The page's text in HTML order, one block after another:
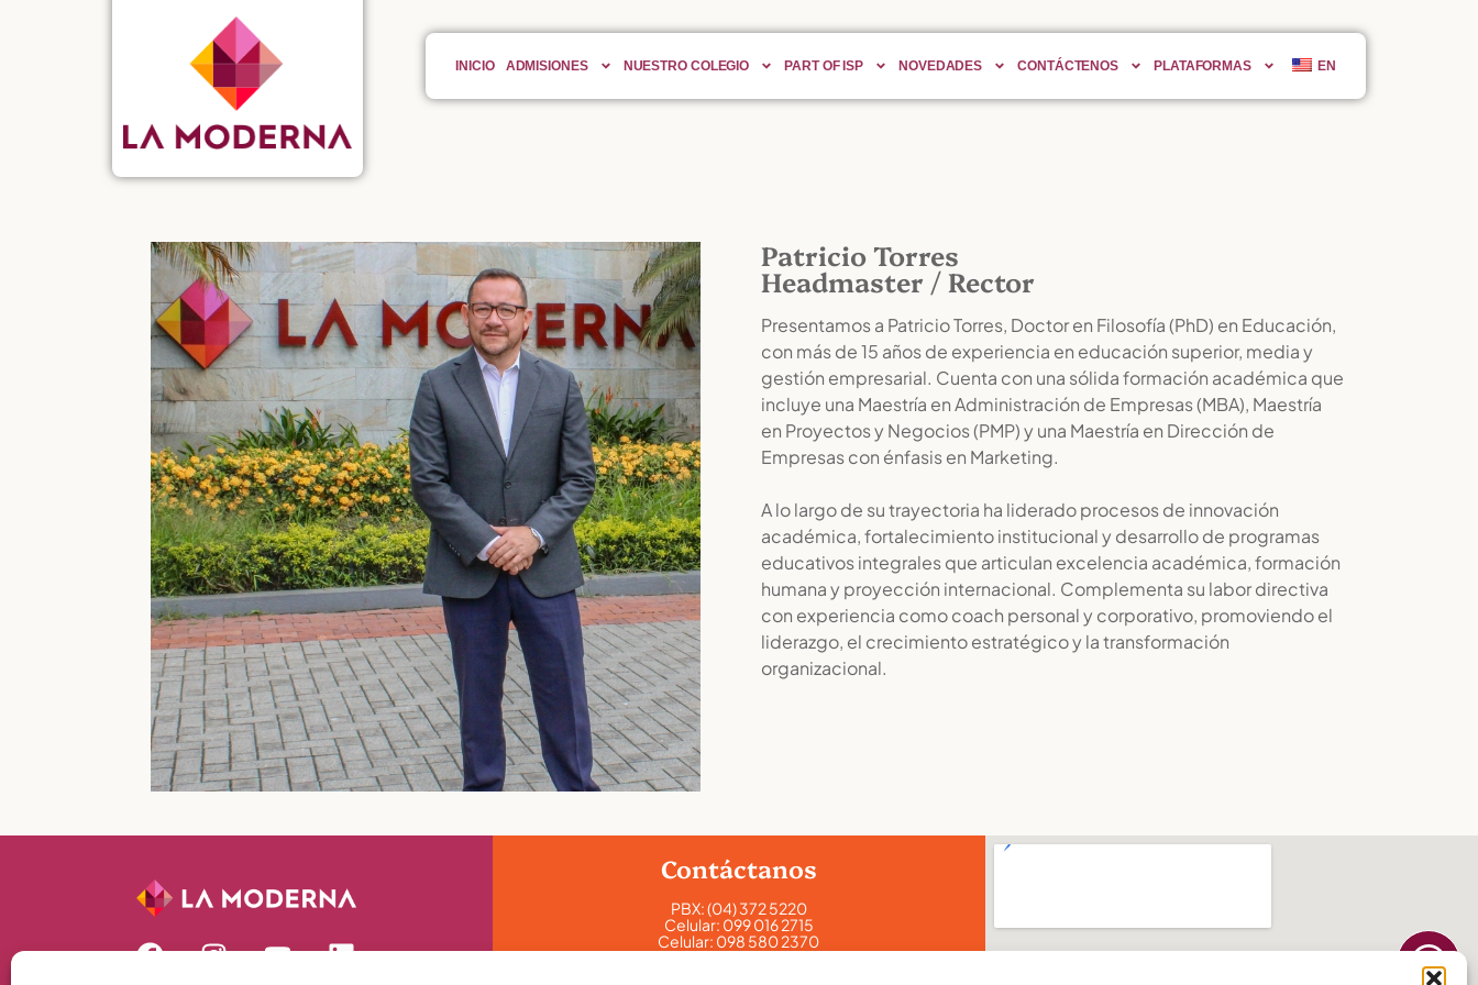
INICIO ADMISIONES NUESTRO COLEGIO PART OF ISP NOVEDADES CONTÁCTENOS PLATAFORMAS EN
Patricio Torres
Headmaster / Rector
Presentamos a Patricio Torres, Doctor en Filosofía (PhD) en Educación,
con más de 15 años de experiencia en educación superior, media y
gestión empresarial. Cuenta con una sólida formación académica que
incluye una Maestría en Administración de Empresas (MBA), Maestría
en Proyectos y Negocios (PMP) y una Maestría en Dirección de
Empresas con énfasis en Marketing.
A lo largo de su trayectoria ha liderado procesos de innovación
académica, fortalecimiento institucional y desarrollo de programas
educativos integrales que articulan excelencia académica, formación
humana y proyección internacional. Complementa su labor directiva
con experiencia como coach personal y corporativo, promoviendo el
liderazgo, el crecimiento estratégico y la transformación
organizacional.
Contáctanos
PBX:(04) 372 5220
Celular: 099 016 2715
Celular: 098 580 2370